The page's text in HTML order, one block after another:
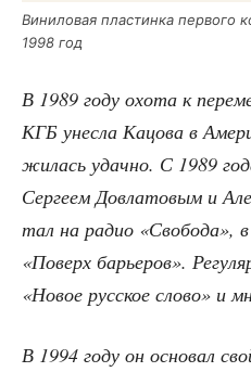
Вини­ло­вая пла­стин­ка пер­во­го
1998 год
В 1989 году охо­та к
КГБ унес­ла Кацо­ва в
жи­лась удач­но. С 1989
Сер­ге­ем Довла­то­вым и
тал на радио «Сво­бо­да»,
«Поверх барье­ров».
«Новое рус­ское сло­во» и
В 1994 году он осно­вал